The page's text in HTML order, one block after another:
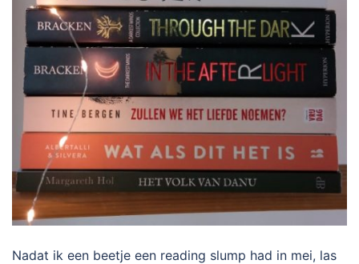
Nadat ik een beetje een reading slump had in mei, las